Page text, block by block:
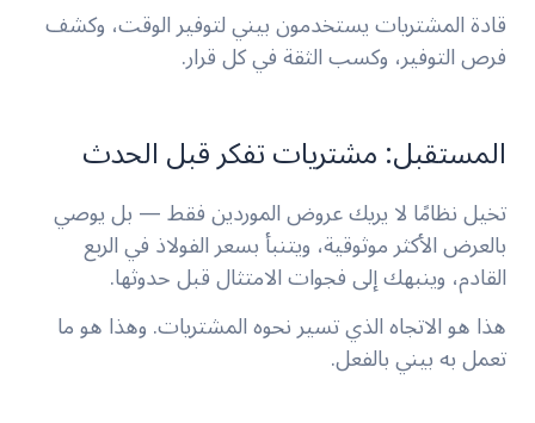
قادة المشتريات يستخدمون بيني لتوفير الوقت، وكشف
فرص التوفير، وكسب الثقة في كل قرار.
المستقبل: مشتريات تفكر قبل الحدث
تخيل نظامًا لا يريك عروض الموردين فقط — بل يوصي
بالعرض الأكثر موثوقية، ويتنبأ بسعر الفولاذ في الربع
القادم، وينبهك إلى فجوات الامتثال قبل حدوثها.
هذا هو الاتجاه الذي تسير نحوه المشتريات. وهذا هو ما
تعمل به بيني بالفعل.